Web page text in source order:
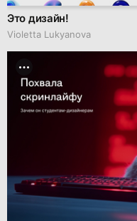
Это дизайн!
Violetta Lukyanova